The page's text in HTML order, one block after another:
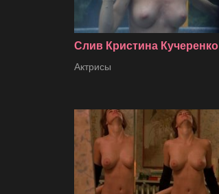
Слив Кристина Кучеренко
Актрисы